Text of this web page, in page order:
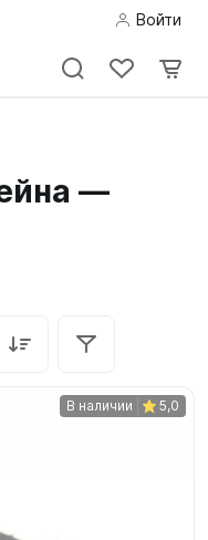
Войти
—
В наличии 5,0